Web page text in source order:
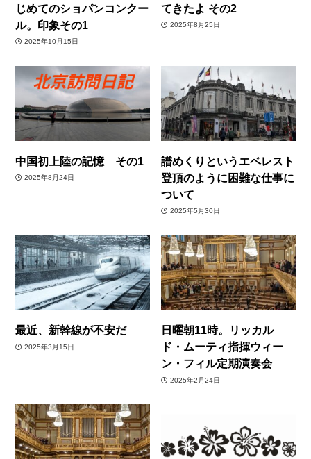
じめてのショパンコンクー
ル。印象その1
2025年10月15日
てきたよ その2
2025年8月25日
中国初上陸の記憶 その1
2025年8月24日
譜めくりというエベレスト
登頂のように困難な仕事に
ついて
2025年5月30日
最近、新幹線が不安だ
2025年3月15日
日曜朝11時。リッカル
ド・ムーティ指揮ウィー
ン・フィル定期演奏会
2025年2月24日